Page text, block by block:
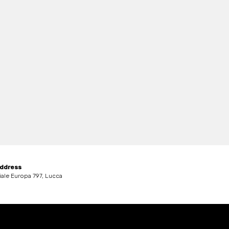
Europa 797, Lucca